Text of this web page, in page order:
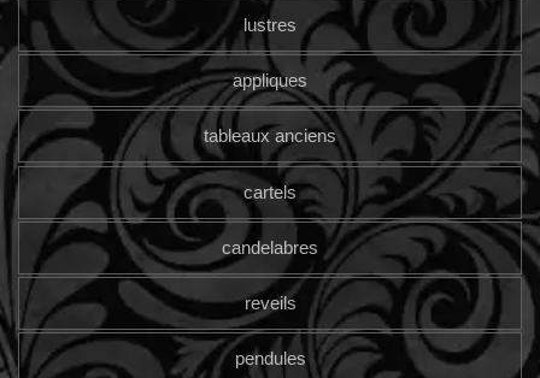
lustres
appliques
tableaux anciens
cartels
candelabres
reveils
pendules